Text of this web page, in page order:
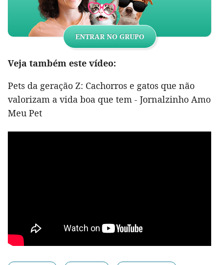
ENTRAR NO GRUPO
Veja também este vídeo:
Pets da geração Z: Cachorros e gatos que não
valorizam a vida boa que tem - Jornalzinho Amo
Meu Pet